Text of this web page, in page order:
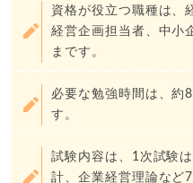
資格が役立つ職種は、
経営企画担当者、中小
まです。
必要な勉強時間は、約
す。
試験内容は、1次試験
計、企業経営理論など